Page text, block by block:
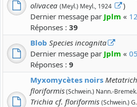
olivacea (Meyl.) Meyl., 1924
)
Dernier message par Jplm «
Réponses : 39
Blob Species incognita
Dernier message par Jplm «
Réponses : 9
Myxomycètes noirs
floriformis(Schwein.) Nann.-
Trichia cf. floriformis (Schwein.)